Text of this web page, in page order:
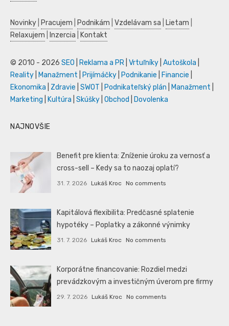
Novinky Pracujem Podnikám Vzdelávam sa Lietam
Relaxujem
Inzercia Kontakt
© 2010 - 2026 SEO Reklama a PR Vrtuľníky Autoškola
Reality
Manažment Prijímáčky Podnikanie Financie
Ekonomika
Zdravie SWOT Podnikateľský plán Manažment
Marketing
Kultúra Skúšky Obchod Dovolenka
NAJNOVŠIE
Benefit pre klienta: Zníženie úroku za vernosť a
cross-sell – Kedy sa to naozaj oplatí?
31. 7. 2026 Lukáš Kroc No comments
Kapitálová flexibilita: Predčasné splatenie
hypotéky – Poplatky a zákonné výnimky
31. 7. 2026 Lukáš Kroc No comments
Korporátne financovanie: Rozdiel medzi
prevádzkovým a investičným úverom pre firmy
29. 7. 2026 Lukáš Kroc No comments